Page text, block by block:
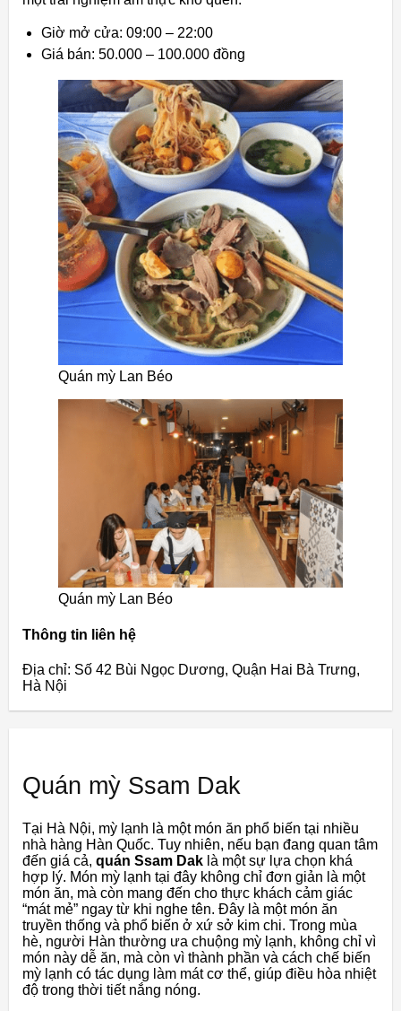
Giờ mở cửa: 09:00 – 22:00
Giá bán: 50.000 – 100.000 đồng
Quán mỳ Lan Béo
Quán mỳ Lan Béo
Thông tin liên hệ
Địa chỉ: Số 42 Bùi Ngọc Dương, Quận Hai Bà Trưng,
Hà Nội
Quán mỳ Ssam Dak
Tại Hà Nội, mỳ lạnh là một món ăn phổ biến tại nhiều
nhà hàng Hàn Quốc. Tuy nhiên, nếu bạn đang quan tâm
đến giá cả, quán Ssam Dak là một sự lựa chọn khá
hợp lý. Món mỳ lạnh tại đây không chỉ đơn giản là một
món ăn, mà còn mang đến cho thực khách cảm giác
“mát mẻ” ngay từ khi nghe tên. Đây là một món ăn
truyền thống và phổ biến ở xứ sở kim chi. Trong mùa
hè, người Hàn thường ưa chuộng mỳ lạnh, không chỉ vì
món này dễ ăn, mà còn vì thành phần và cách chế biến
mỳ lạnh có tác dụng làm mát cơ thể, giúp điều hòa nhiệt
độ trong thời tiết nắng nóng.